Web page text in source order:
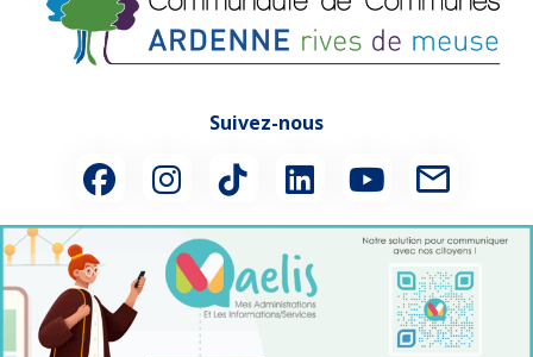
Suivez-nous